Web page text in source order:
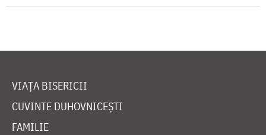
VIAȚA BISERICII
CUVINTE DUHOVNICEȘTI
FAMILIE